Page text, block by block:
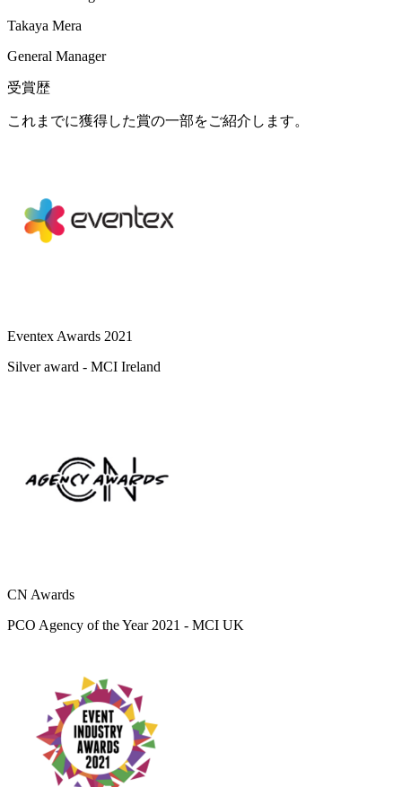
Takaya Mera
General Manager
受賞歴
これまでに獲得した賞の一部をご紹介します。
Eventex Awards 2021
Silver award - MCI Ireland
CN Awards
PCO Agency of the Year 2021 - MCI UK